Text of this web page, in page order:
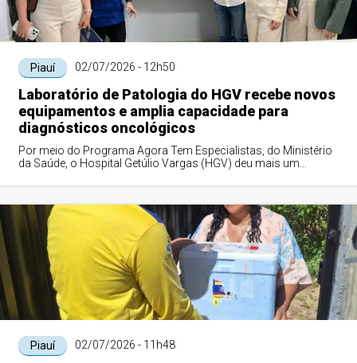
Piauí 02/07/2026 - 12h50
Laboratório de Patologia do HGV recebe novos
equipamentos e amplia capacidade para
diagnósticos oncológicos
Por meio do Programa Agora Tem Especialistas, do Ministério
da Saúde, o Hospital Getúlio Vargas (HGV) deu mais um
Piauí 02/07/2026 - 11h48